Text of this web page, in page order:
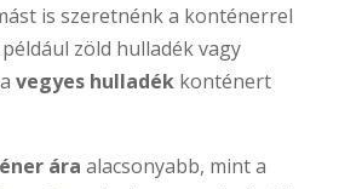
is szeretnénk a konténerrel
zöld hulladék vagy
vegyes hulladékkonténert
ára alacsonyabb, mint a